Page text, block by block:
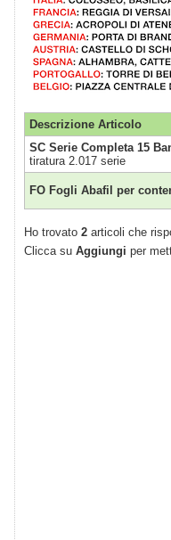
Descrizione Articolo
SC Serie Completa 15
tiratura 2.017 serie
FO Fogli Abafil per
Ho trovato 2 articoli che
Clicca su Aggiungi per